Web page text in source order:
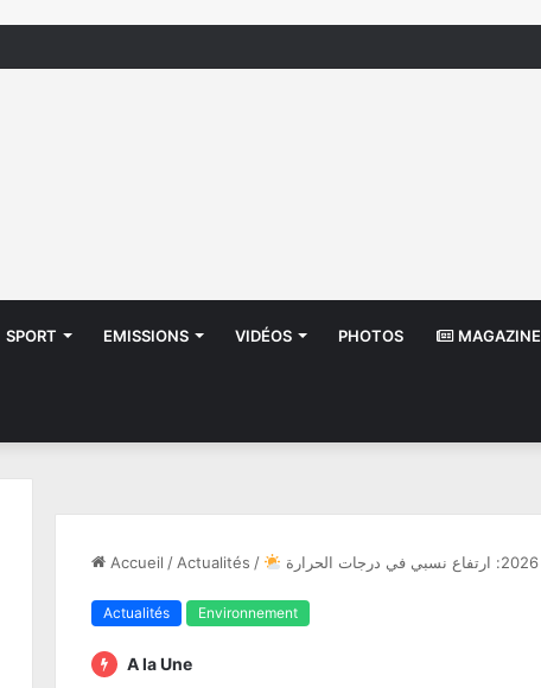
إشعار بانقطاع
SPORT EMISSIONS VIDÉOS PHOTOS MAGAZINE
Accueil / Actualités /
Actualités Environnement
A la Une